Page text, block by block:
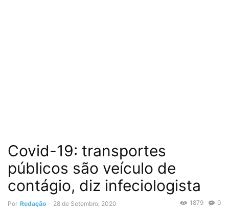
Covid-19: transportes
públicos são veículo de
contágio, diz infeciologista
Por Redação - 28 de Setembro, 2020 0
1879